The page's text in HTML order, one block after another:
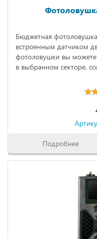
Бюджетная
встроенным датчиком
фотоловушки вы
в выбранном секторе,
Подробнее